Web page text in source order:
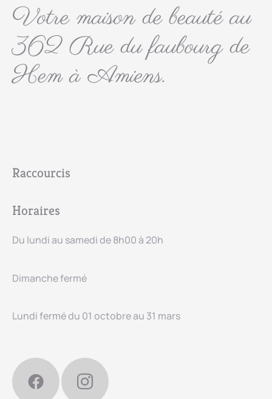
Votre maison de beauté au
362 Rue du faubourg de
Hem à Amiens.
Raccourcis
Horaires
Du lundi au samedi de 8h00 à 20h
Dimanche fermé
Lundi fermé du 01 octobre au 31 mars